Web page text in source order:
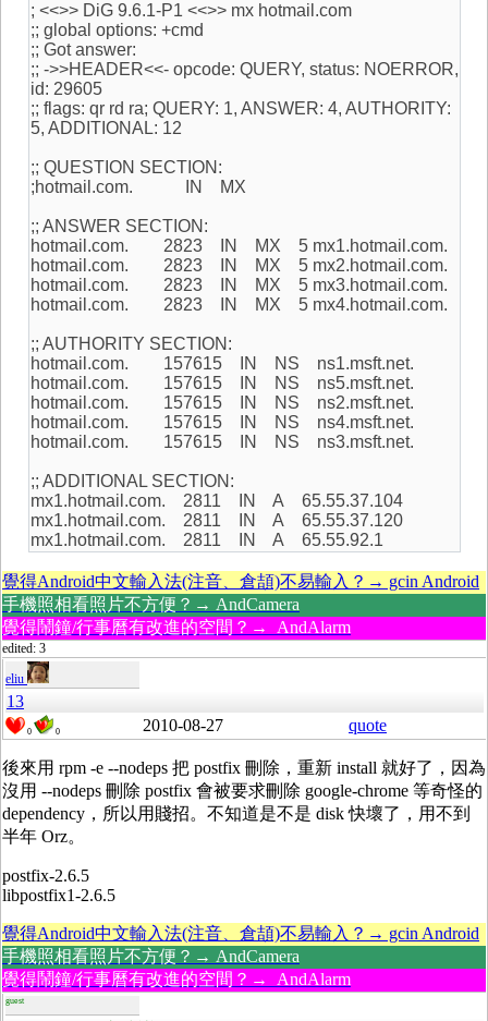
; <<>> DiG 9.6.1-P1 <<>> mx hotmail.com
;; global options: +cmd
;; Got answer:
;; ->>HEADER<<- opcode: QUERY, status: NOERROR,
id: 29605
;; flags: qr rd ra; QUERY: 1, ANSWER: 4, AUTHORITY:
5, ADDITIONAL: 12
;; QUESTION SECTION:
;hotmail.com. IN MX
;; ANSWER SECTION:
hotmail.com. 2823 IN MX 5 mx1.hotmail.com.
hotmail.com. 2823 IN MX 5 mx2.hotmail.com.
hotmail.com. 2823 IN MX 5 mx3.hotmail.com.
hotmail.com. 2823 IN MX 5 mx4.hotmail.com.
;; AUTHORITY SECTION:
hotmail.com. 157615 IN NS ns1.msft.net.
hotmail.com. 157615 IN NS ns5.msft.net.
hotmail.com. 157615 IN NS ns2.msft.net.
hotmail.com. 157615 IN NS ns4.msft.net.
hotmail.com. 157615 IN NS ns3.msft.net.
;; ADDITIONAL SECTION:
mx1.hotmail.com. 2811 IN A 65.55.37.104
mx1.hotmail.com. 2811 IN A 65.55.37.120
mx1.hotmail.com. 2811 IN A 65.55.92.1
覺得Android中文輸入法(注音、倉頡)不易輸入？→ gcin Android
手機照相看照片不方便？→ AndCamera
覺得鬧鐘/行事曆有改進的空間？→ AndAlarm
edited: 3
eliu
13
0 0 2010-08-27 quote
後來用 rpm -e --nodeps 把 postfix 刪除，重新 install 就好了，因為
沒用 --nodeps 刪除 postfix 會被要求刪除 google-chrome 等奇怪的
dependency，所以用賤招。不知道是不是 disk 快壞了，用不到
半年 Orz。
postfix-2.6.5
libpostfix1-2.6.5
覺得Android中文輸入法(注音、倉頡)不易輸入？→ gcin Android
手機照相看照片不方便？→ AndCamera
覺得鬧鐘/行事曆有改進的空間？→ AndAlarm
guest